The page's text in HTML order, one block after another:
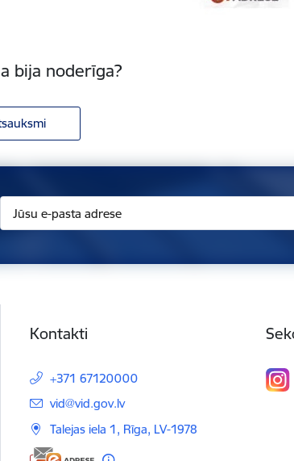
bija noderīga?
Kontakti
+371 67120000
E-pasts:
vid@vid.gov.lv
Talejas iela 1, Rīga, LV-1978